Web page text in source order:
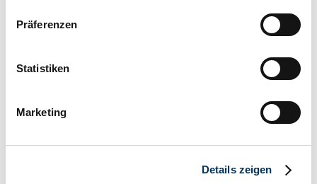
Informationen über Ihre geografische Lage
können
bestimmten Merkmalen (Fingerprinting) identifizieren
Erfahren Sie mehr darüber, wie Ihre persönlichen Daten
Präferenzen
Statistiken
Marketing
Details zeigen